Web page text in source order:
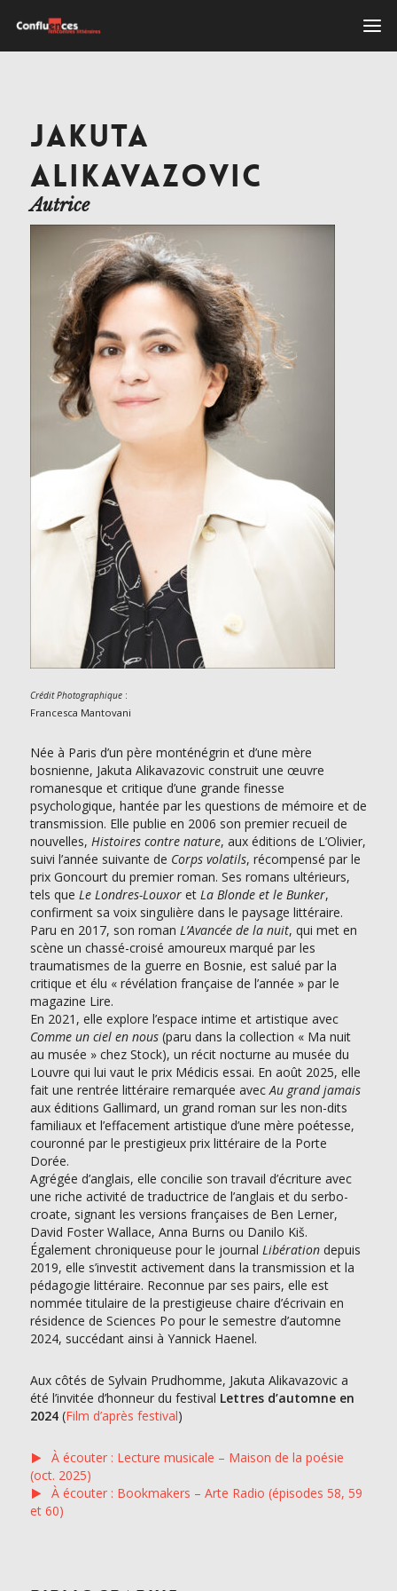
JAKUTA
ALIKAVAZOVIC
Autrice
Crédit Photographique:
Francesca Mantovani
Née à Paris d’un père monténégrin et d’une mère
bosnienne, Jakuta Alikavazovic construit une œuvre
romanesque et critique d’une grande finesse
psychologique, hantée par les questions de mémoire et de
transmission. Elle publie en 2006 son premier recueil de
nouvelles, Histoires contre nature, aux éditions de L’Olivier,
suivi l’année suivante de Corps volatils, récompensé par le
prix Goncourt du premier roman. Ses romans ultérieurs,
tels que Le Londres-Louxoret La Blonde et le Bunker,
confirment sa voix singulière dans le paysage littéraire.
Paru en 2017, son roman L’Avancée de la nuit, qui met en
scène un chassé-croisé amoureux marqué par les
traumatismes de la guerre en Bosnie, est salué par la
critique et élu « révélation française de l’année » par le
magazine Lire.
En 2021, elle explore l’espace intime et artistique avec
Comme un ciel en nous(paru dans la collection « Ma nuit
au musée » chez Stock), un récit nocturne au musée du
Louvre qui lui vaut le prix Médicis essai. En août 2025, elle
fait une rentrée littéraire remarquée avecAu grand jamais
aux éditions Gallimard, un grand roman sur les non-dits
familiaux et l’effacement artistique d’une mère poétesse,
couronné par le prestigieux prix littéraire de la Porte
Dorée.
Agrégée d’anglais, elle concilie son travail d’écriture avec
une riche activité de traductrice de l’anglais et du serbo-
croate, signant les versions françaises de Ben Lerner,
David Foster Wallace, Anna Burns ou Danilo Kiš.
Également chroniqueuse pour le journal Libérationdepuis
2019, elle s’investit activement dans la transmission et la
pédagogie littéraire. Reconnue par ses pairs, elle est
nommée titulaire de la prestigieuse chaire d’écrivain en
résidence de Sciences Po pour le semestre d’automne
2024, succédant ainsi à Yannick Haenel.
Aux côtés de Sylvain Prudhomme, Jakuta Alikavazovic a
été l’invitée d’honneur du festival Lettres d’automne en
2024(Film d’après festival)
À écouter : Lecture musicale – Maison de la poésie
(oct. 2025)
À écouter : Bookmakers – Arte Radio (épisodes 58, 59
et 60)